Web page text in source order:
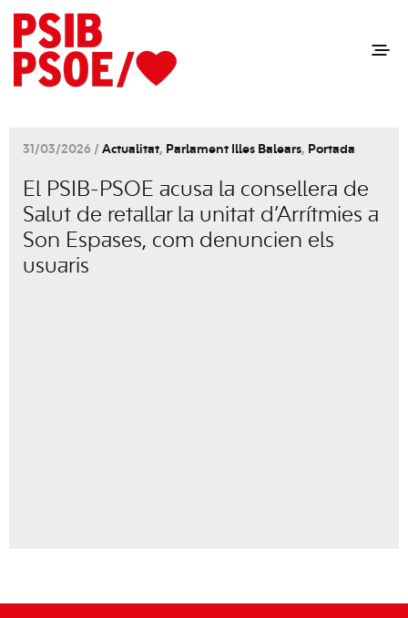
31/03/2026 / Actualitat, Parlament Illes Balears, Portada
El PSIB-PSOE acusa la consellera de
Salut de retallar la unitat d’Arrítmies a
Son Espases, com denuncien els
usuaris